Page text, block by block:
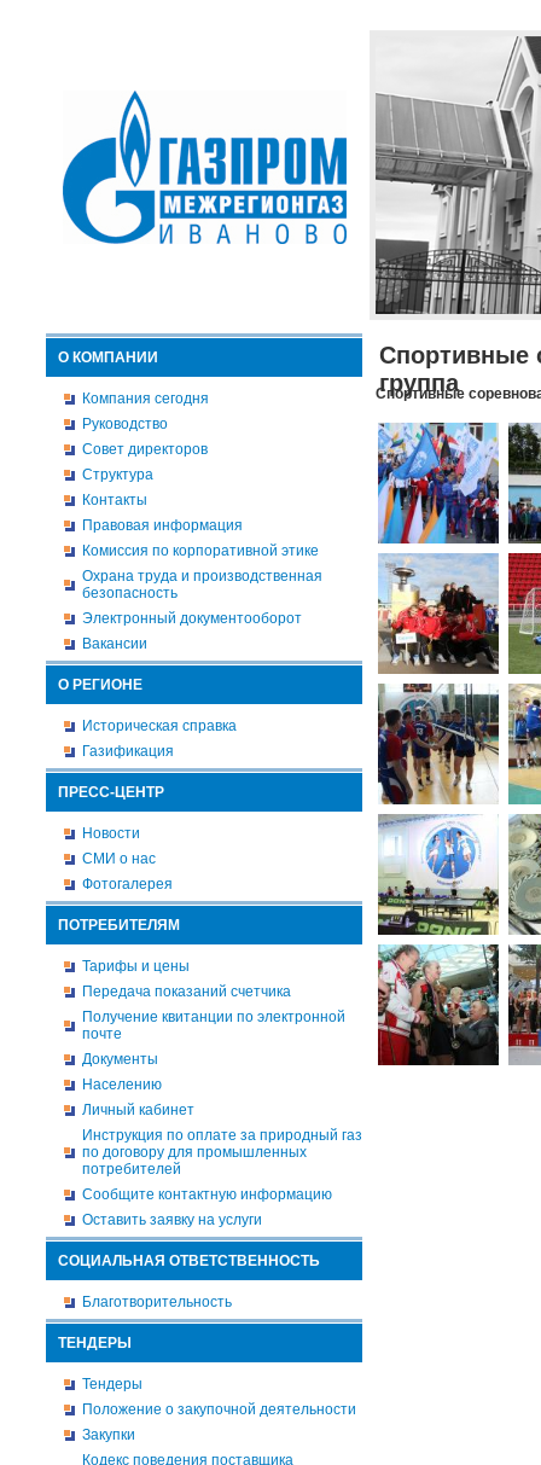
О КОМПАНИИ
Компания сегодня
Руководство
Совет директоров
Структура
Контакты
Правовая информация
Комиссия по корпоративной этике
Охрана труда и производственная
безопасность
Электронный документооборот
Вакансии
О РЕГИОНЕ
Историческая справка
Газификация
ПРЕСС-ЦЕНТР
Новости
СМИ о нас
Фотогалерея
ПОТРЕБИТЕЛЯМ
Тарифы и цены
Передача показаний счетчика
Получение квитанции по электронной
почте
Документы
Населению
Личный кабинет
Инструкция по оплате за природный газ
по договору для промышленных
потребителей
Сообщите контактную информацию
Оставить заявку на услуги
СОЦИАЛЬНАЯ ОТВЕТСТВЕННОСТЬ
Благотворительность
ТЕНДЕРЫ
Тендеры
Положение о закупочной деятельности
Закупки
Кодекс поведения поставщика
Спортивные
группа
Спортивные